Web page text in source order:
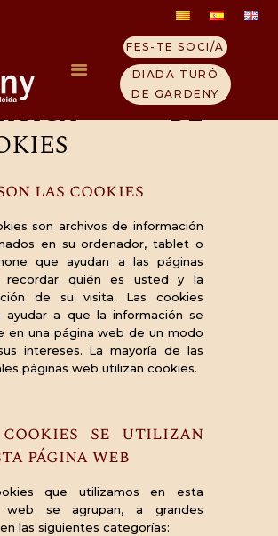
FES-TE SOCI/A
DIADA TURÓ
DE GARDENY
GARDENY
EL CASTELL
DE
las cookies
son archivos de información
en su ordenador, tablet o
que ayudan a las páginas
quién es usted y la
de su visita. Las cookies
ayudar a que la información se
en una página web de un modo
intereses. La mayoría de las
páginas web utilizan cookies.
cookies se utilizan
página web
que utilizamos en esta
web se agrupan, a grandes
las siguientes categorías: